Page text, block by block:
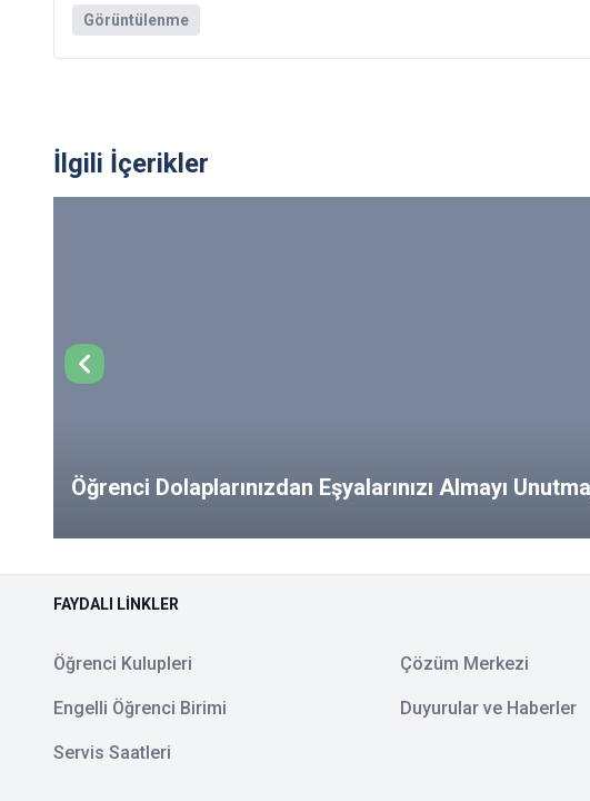
Görüntülenme
İlgili İçerikler
Öğrenci Dolaplarınızdan Eşyalarınızı Almayı
FAYDALI LINKLER
Öğrenci Kulupleri Çözüm Merkezi
Engelli Öğrenci Birimi Duyurular ve Haberler
Servis Saatleri